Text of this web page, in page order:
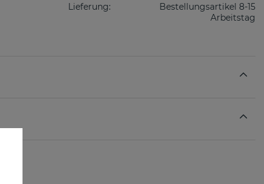
Lieferung:
Bestellungsartikel 8-15
Arbeitstag